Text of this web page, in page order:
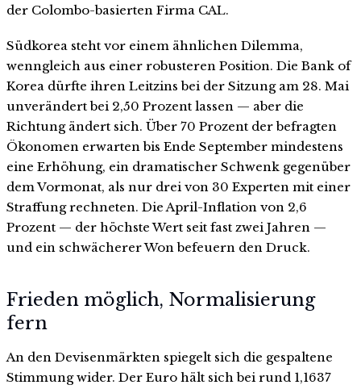
der Colombo-basierten Firma CAL.
Südkorea steht vor einem ähnlichen Dilemma,
wenngleich aus einer robusteren Position. Die Bank of
Korea dürfte ihren Leitzins bei der Sitzung am 28. Mai
unverändert bei 2,50 Prozent lassen — aber die
Richtung ändert sich. Über 70 Prozent der befragten
Ökonomen erwarten bis Ende September mindestens
eine Erhöhung, ein dramatischer Schwenk gegenüber
dem Vormonat, als nur drei von 30 Experten mit einer
Straffung rechneten. Die April-Inflation von 2,6
Prozent — der höchste Wert seit fast zwei Jahren —
und ein schwächerer Won befeuern den Druck.
Frieden möglich, Normalisierung
fern
An den Devisenmärkten spiegelt sich die gespaltene
Stimmung wider. Der Euro hält sich bei rund 1,1637